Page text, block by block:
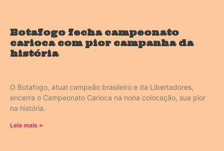
Botafogo fecha campeonato
carioca com pior campanha da
história
O Botafogo, atual campeão brasileiro e da Libertadores,
encerra o Campeonato Carioca na nona colocação, sua pior
na história.
Leia mais »